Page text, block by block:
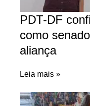
PDT-DF
como
aliança
Leia mais »